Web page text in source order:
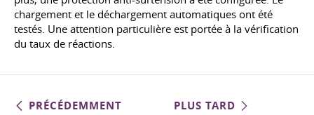
chargement et le déchargement automatiques ont été
testés. Une attention particulière est portée à la vérification
du taux de réactions.
PRÉCÉDEMMENT PLUS TARD